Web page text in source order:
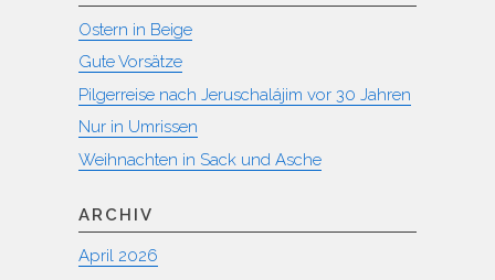
Ostern in Beige
Gute Vorsätze
Pilgerreise nach Jeruschalájim vor 30 Jahren
Nur in Umrissen
Weihnachten in Sack und Asche
ARCHIV
April 2026